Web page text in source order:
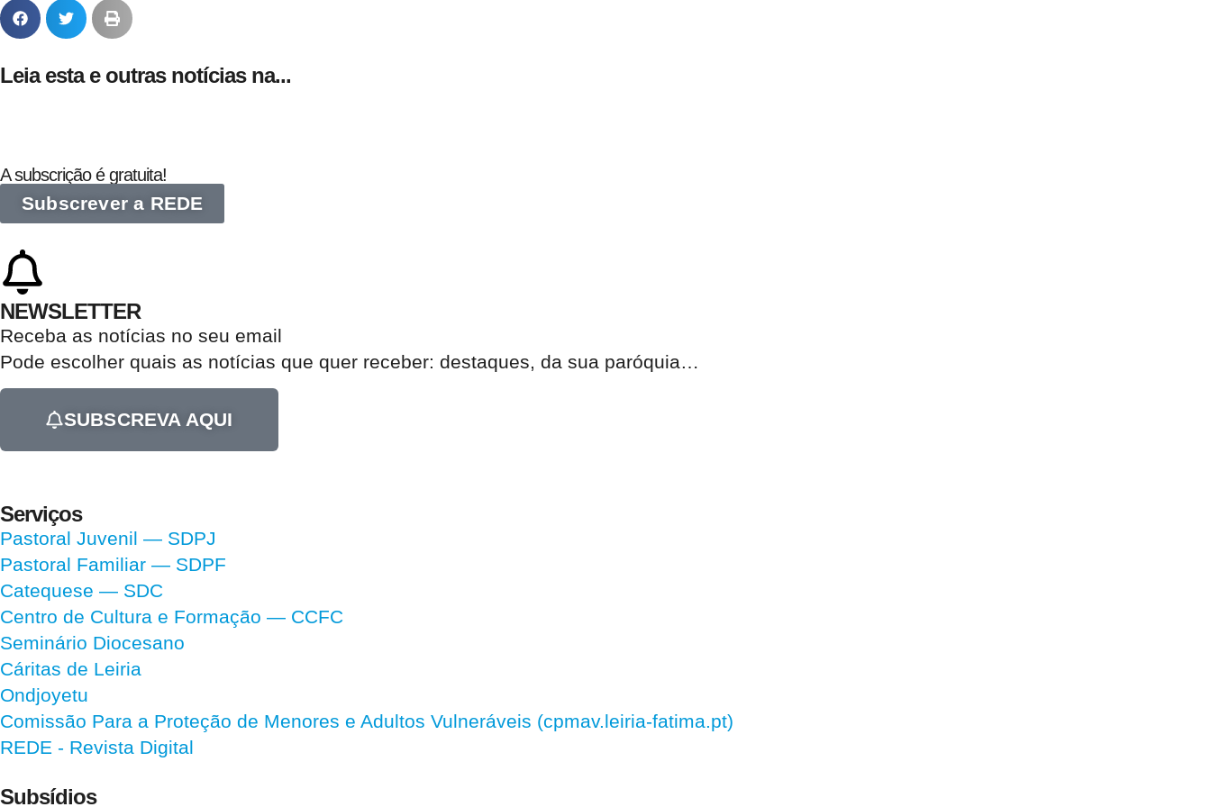
Leia esta e outras notícias na...
A subscrição é gratuita!
Subscrever a REDE
NEWSLETTER
Receba as notícias no seu email​
Pode escolher quais as notícias que quer receber: destaques, da sua paróquia…
SUBSCREVA AQUI
Serviços
Pastoral Juvenil — SDPJ
Pastoral Familiar — SDPF
Catequese — SDC
Centro de Cultura e Formação — CCFC
Seminário Diocesano
Cáritas de Leiria
Ondjoyetu
Comissão Para a Proteção de Menores e Adultos Vulneráveis (cpmav.leiria-fatima.pt)
REDE - Revista Digital
Subsídios